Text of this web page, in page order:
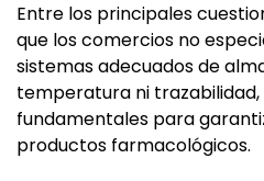
Entre los principales
que los comercios no
sistemas adecuados de
temperatura ni
fundamentales para
productos farmacológicos.